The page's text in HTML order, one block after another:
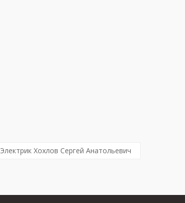
Электрик Хохлов Сергей Анатольевич